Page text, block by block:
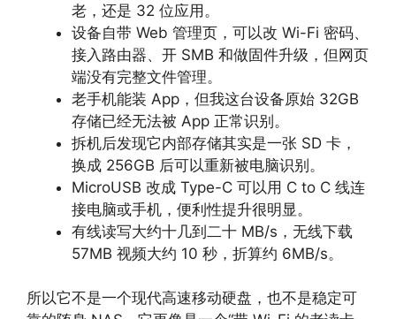
老，还是 32 位应用。
设备自带 Web 管理页，可以改 Wi-Fi 密码、
接入路由器、开 SMB 和做固件升级，但网页
端没有完整文件管理。
老手机能装 App，但我这台设备原始 32GB
存储已经无法被 App 正常识别。
拆机后发现它内部存储其实是一张 SD 卡，
换成 256GB 后可以重新被电脑识别。
MicroUSB 改成 Type-C 可以用 C to C 线连
接电脑或手机，便利性提升很明显。
有线读写大约十几到二十 MB/s，无线下载
57MB 视频大约 10 秒，折算约 6MB/s。
所以它不是一个现代高速移动硬盘，也不是稳定可